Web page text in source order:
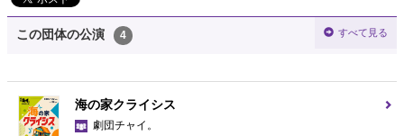
この団体の公演 4 すべて見る
海の家クライシス
劇団チャイ。